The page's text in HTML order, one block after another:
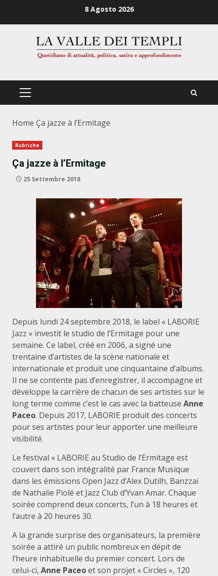
8 Agosto 2026
PRIMÄRES
Home Ça jazze à l’Ermitage
Rubriche
Ça jazze à l’Ermitage
25 Settembre 2018
Depuis lundi 24 septembre 2018, le label « LABORIE
Jazz » investit le studio de l’Ermitage pour une
semaine. Ce label, créé en 2006, a signé une
trentaine d’artistes de la scène nationale et
internationale et produit une cinquantaine d’albums.
Il ne se contente pas d’enregistrer, il accompagne et
développe la carrière de chacun de ses artistes sur le
long terme comme c’est le cas avec la batteuse Anne
Paceo. Depuis 2017, LABORIE produit des concerts
pour ses artistes pour leur apporter une meilleure
visibilité.
Le festival « LABORIE au Studio de l’Ermitage est
couvert dans son intégralité par France Musique
dans les émissions Open Jazz d’Alex Dutilh, Banzzai
de Nathalie Piolé et Jazz Club d’Yvan Amar. Chaque
soirée comprend deux concerts, l’un à 18 heures et
l’autre à 20 heures 30.
A la grande surprise des organisateurs, la première
soirée a attiré un public nombreux en dépit de
l’heure inhabituelle du premier concert. Lors de
celui-ci, Anne Paceoet son projet « Circles », 120